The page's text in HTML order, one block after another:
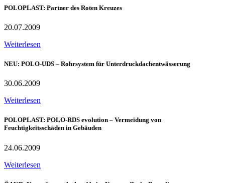
POLOPLAST: Partner des Roten Kreuzes
20.07.2009
Weiterlesen
NEU: POLO-UDS – Rohrsystem für Unterdruckdachentwässerung
30.06.2009
Weiterlesen
POLOPLAST: POLO-RDS evolution – Vermeidung von
Feuchtigkeitsschäden in Gebäuden
24.06.2009
Weiterlesen